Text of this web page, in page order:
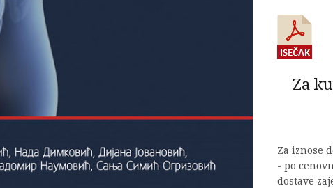
Za
Za iznose
- po
dostave